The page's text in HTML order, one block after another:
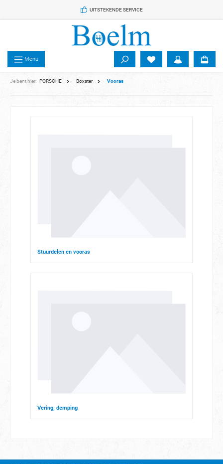
UITSTEKENDE SERVICE
Menu
Je bent hier: PORSCHE Boxster Vooras
Stuurdelen en vooras
Vering; demping